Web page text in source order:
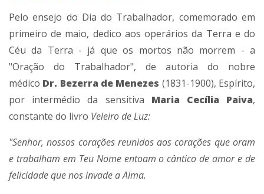
Pelo ensejo do Dia do Trabalhador, comemorado em
primeiro de maio, dedico aos operários da Terra e do
Céu da Terra - já que os mortos não morrem - a
"Oração do Trabalhador", de autoria do nobre
médico Dr. Bezerra de Menezes (1831-1900), Espírito,
por intermédio da sensitiva Maria Cecília Paiva,
constante do livro Veleiro de Luz:
"Senhor, nossos corações reunidos aos corações que oram
e trabalham em Teu Nome entoam o cântico de amor e de
felicidade que nos invade a Alma.